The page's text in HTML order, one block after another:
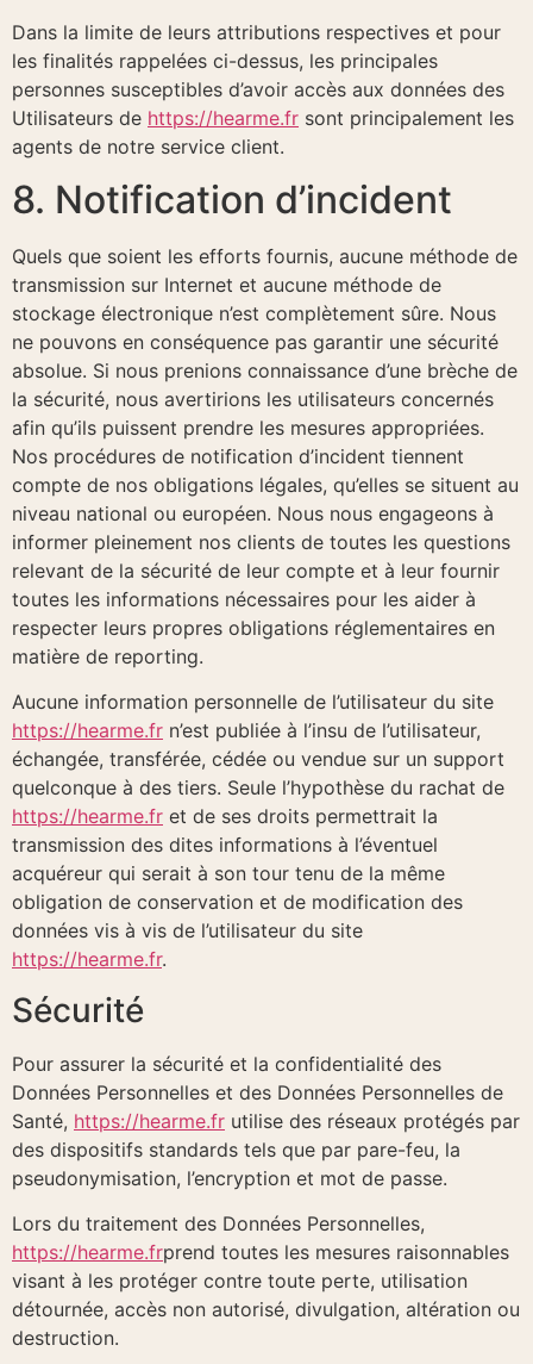
Dans la limite de leurs attributions respectives et pour
les finalités rappelées ci-dessus, les principales
personnes susceptibles d’avoir accès aux données des
Utilisateurs de https://hearme.fr sont principalement les
agents de notre service client.
8. Notification d’incident
Quels que soient les efforts fournis, aucune méthode de
transmission sur Internet et aucune méthode de
stockage électronique n’est complètement sûre. Nous
ne pouvons en conséquence pas garantir une sécurité
absolue. Si nous prenions connaissance d’une brèche de
la sécurité, nous avertirions les utilisateurs concernés
afin qu’ils puissent prendre les mesures appropriées.
Nos procédures de notification d’incident tiennent
compte de nos obligations légales, qu’elles se situent au
niveau national ou européen. Nous nous engageons à
informer pleinement nos clients de toutes les questions
relevant de la sécurité de leur compte et à leur fournir
toutes les informations nécessaires pour les aider à
respecter leurs propres obligations réglementaires en
matière de reporting.
Aucune information personnelle de l’utilisateur du site
https://hearme.fr n’est publiée à l’insu de l’utilisateur,
échangée, transférée, cédée ou vendue sur un support
quelconque à des tiers. Seule l’hypothèse du rachat de
https://hearme.fr et de ses droits permettrait la
transmission des dites informations à l’éventuel
acquéreur qui serait à son tour tenu de la même
obligation de conservation et de modification des
données vis à vis de l’utilisateur du site
https://hearme.fr.
Sécurité
Pour assurer la sécurité et la confidentialité des
Données Personnelles et des Données Personnelles de
Santé, https://hearme.fr utilise des réseaux protégés par
des dispositifs standards tels que par pare-feu, la
pseudonymisation, l’encryption et mot de passe.
Lors du traitement des Données Personnelles,
https://hearme.frprend toutes les mesures raisonnables
visant à les protéger contre toute perte, utilisation
détournée, accès non autorisé, divulgation, altération ou
destruction.